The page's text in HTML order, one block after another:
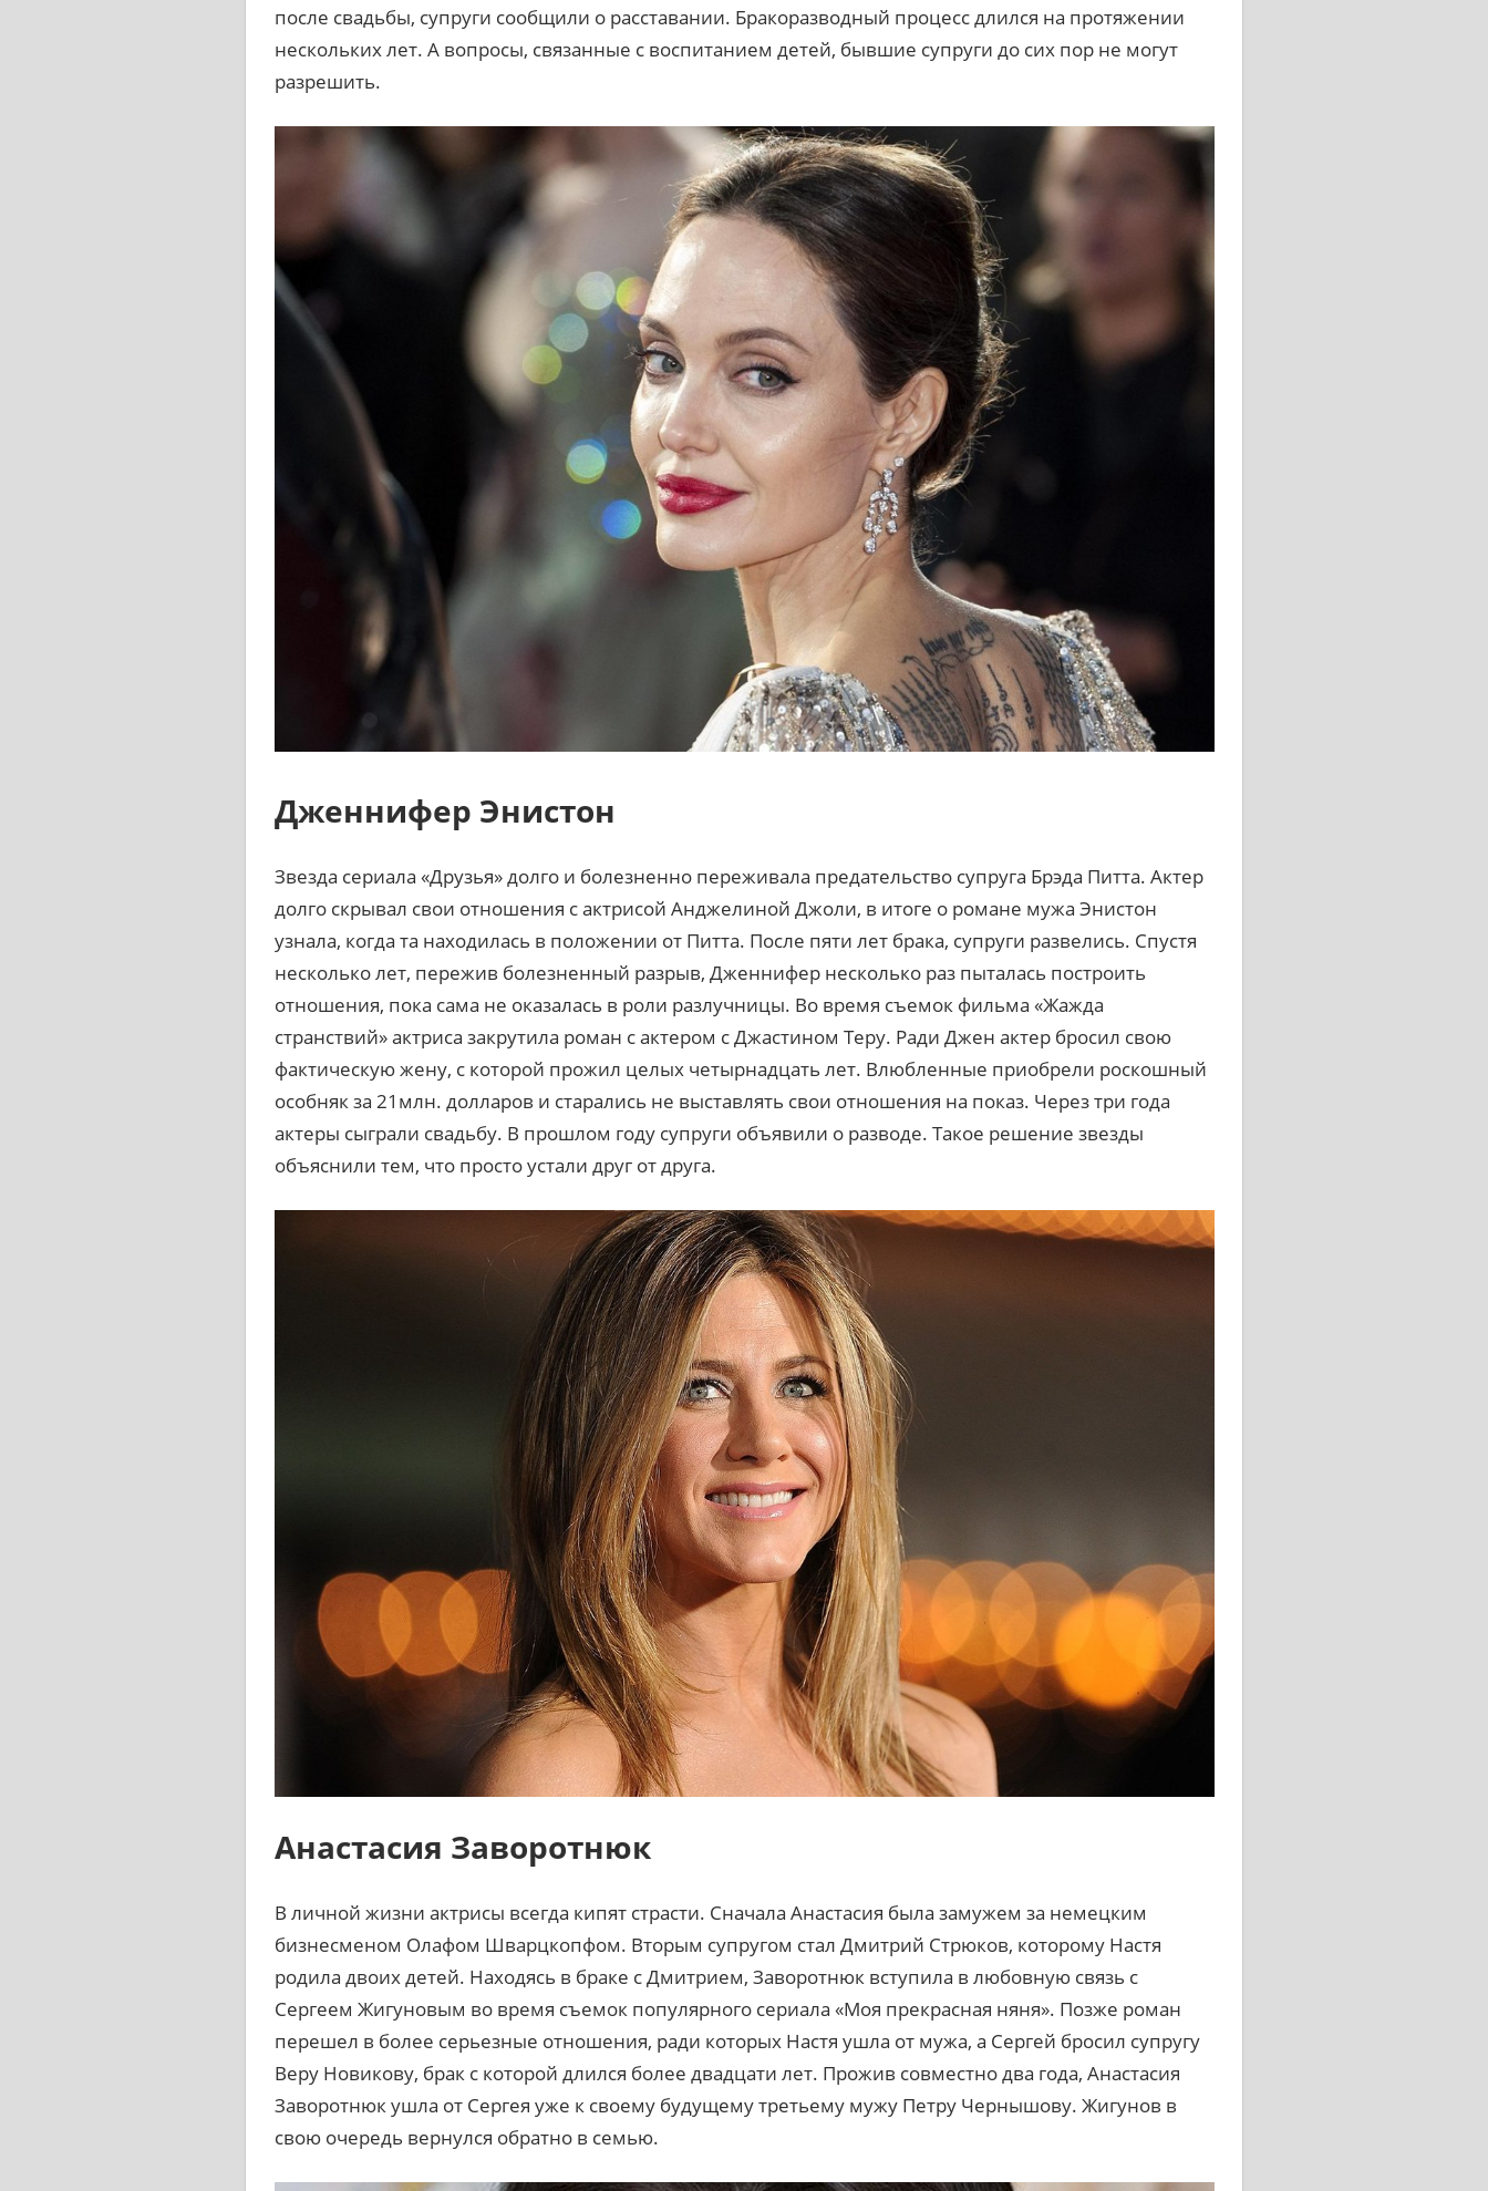
после свадьбы, супруги сообщили о расставании. Бракоразводный процесс длился на протяжении
нескольких лет. А вопросы, связанные с воспитанием детей, бывшие супруги до сих пор не могут
разрешить.
Дженнифер Энистон
Звезда сериала «Друзья» долго и болезненно переживала предательство супруга Брэда Питта. Актер
долго скрывал свои отношения с актрисой Анджелиной Джоли, в итоге о романе мужа Энистон
узнала, когда та находилась в положении от Питта. После пяти лет брака, супруги развелись. Спустя
несколько лет, пережив болезненный разрыв, Дженнифер несколько раз пыталась построить
отношения, пока сама не оказалась в роли разлучницы. Во время съемок фильма «Жажда
странствий» актриса закрутила роман с актером с Джастином Теру. Ради Джен актер бросил свою
фактическую жену, с которой прожил целых четырнадцать лет. Влюбленные приобрели роскошный
особняк за 21млн. долларов и старались не выставлять свои отношения на показ. Через три года
актеры сыграли свадьбу. В прошлом году супруги объявили о разводе. Такое решение звезды
объяснили тем, что просто устали друг от друга.
Анастасия Заворотнюк
В личной жизни актрисы всегда кипят страсти. Сначала Анастасия была замужем за немецким
бизнесменом Олафом Шварцкопфом. Вторым супругом стал Дмитрий Стрюков, которому Настя
родила двоих детей. Находясь в браке с Дмитрием, Заворотнюк вступила в любовную связь с
Сергеем Жигуновым во время съемок популярного сериала «Моя прекрасная няня». Позже роман
перешел в более серьезные отношения, ради которых Настя ушла от мужа, а Сергей бросил супругу
Веру Новикову, брак с которой длился более двадцати лет. Прожив совместно два года, Анастасия
Заворотнюк ушла от Сергея уже к своему будущему третьему мужу Петру Чернышову. Жигунов в
свою очередь вернулся обратно в семью.